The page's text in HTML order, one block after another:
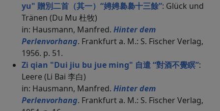
yu" 贈別二首（其一）“娉娉裊裊十三餘”: Glück und
Tränen (Du Mu 杜牧)
in: Hausmann, Manfred. Hinter dem
Perlenvorhang. Frankfurt a. M.: S. Fischer Verlag,
1956. p. 51.
Zi qian "Dui jiu bu jue ming" 自遣 “對酒不覺瞑”:
Leere (Li Bai 李白)
in: Hausmann, Manfred. Hinter dem
Perlenvorhang. Frankfurt a. M.: S. Fischer Verlag,